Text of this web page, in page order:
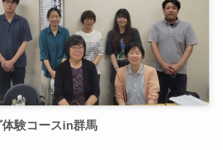
験コースin群馬